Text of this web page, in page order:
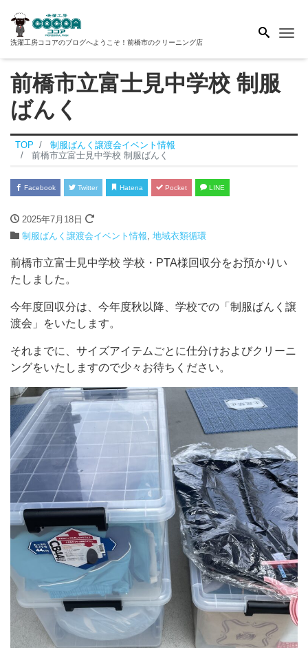
洗濯工房ココアのブログへようこそ！前橋市のクリーニング店
前橋市立富士見中学校 制服
ばんく
TOP
制服ばんく譲渡会イベント情報
前橋市立富士見中学校 制服ばんく
Facebook Twitter Hatena Pocket LINE
2025年7月18日
制服ばんく譲渡会イベント情報 地域衣類循環
前橋市立富士見中学校 学校・PTA様回収分をお預かりい
たしました。
今年度回収分は、今年度秋以降、学校での「制服ばんく譲
渡会」をいたします。
それまでに、サイズアイテムごとに仕分けおよびクリーニ
ングをいたしますので少々お待ちください。